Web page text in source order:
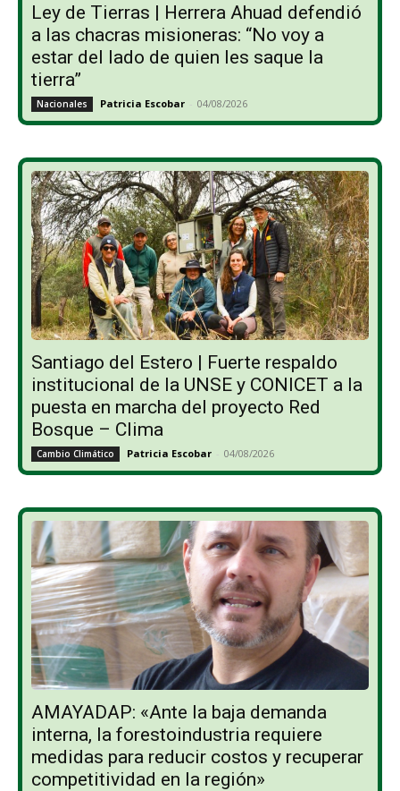
Ley de Tierras | Herrera Ahuad defendió
a las chacras misioneras: “No voy a
estar del lado de quien les saque la
tierra”
Nacionales Patricia Escobar - 04/08/2026
Santiago del Estero | Fuerte respaldo
institucional de la UNSE y CONICET a la
puesta en marcha del proyecto Red
Bosque – Clima
Cambio Climático Patricia Escobar - 04/08/2026
AMAYADAP: «Ante la baja demanda
interna, la forestoindustria requiere
medidas para reducir costos y recuperar
competitividad en la región»